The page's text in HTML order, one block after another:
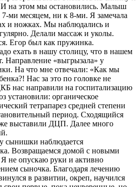
на этом мы остановились. Малыш
ми месяцем, ни к 8-ми. Я замечала
и ножках. Мы наблюдались и
Делали массаж и уколы.
Егор был как пружинка.
ехать в нашу столицу, что в нашем
Направление «выгрызала» у
На что мне отвечали: «Как мы
Нас за это по головке не
нас направили на госпитализацию
органическое
тетрапарез средней степени
период. Сходящийся
выставили ДЦП. Далее много
сынишки наблюдается
Возвращаемся домой с новыми
не опускаю руки и активно
сыночка. Благодаря лечению
в развитии, окреп, научился